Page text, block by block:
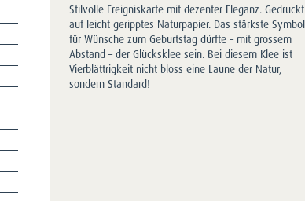
Stilvolle Ereigniskarte mit dezenter Eleganz. Gedruckt
auf leicht geripptes Naturpapier. Das stärkste Symbol
für Wünsche zum Geburtstag dürfte – mit grossem
Abstand – der Glücksklee sein. Bei diesem Klee ist
Vierblättrigkeit nicht bloss eine Laune der Natur,
sondern Standard!